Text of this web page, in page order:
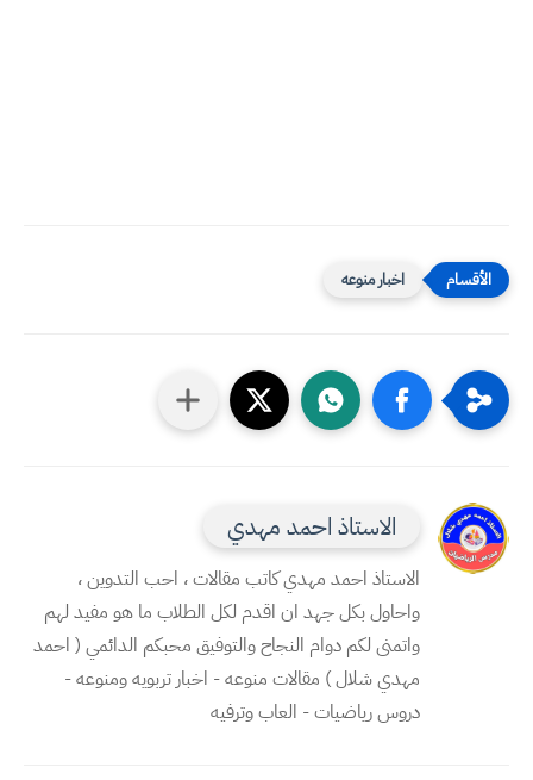
اخبار منوعه
الاستاذ احمد مهدي
الاستاذ احمد مهدي كاتب مقالات ، احب التدوين ،
واحاول بكل جهد ان اقدم لكل الطلاب ما هو مفيد لهم
واتمنى لكم دوام النجاح والتوفيق محبكم الدائمي ( احمد
مهدي شلال ) مقالات منوعه - اخبار تربويه ومنوعه -
دروس رياضيات - العاب وترفيه